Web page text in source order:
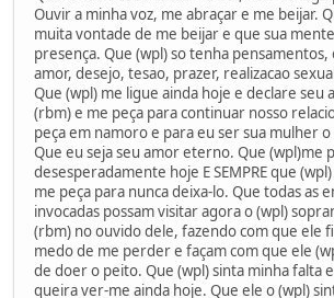
Ouvir a minha voz, me abraçar e me beijar.
muita vontade de me beijar e que sua
presença. Que (wpl) so tenha pensamentos,
amor, desejo, tesao, prazer, realizacao
Que (wpl) me ligue ainda hoje e declare seu
(rbm) e me peça para continuar nosso
peça em namoro e para eu ser sua mulher
Que eu seja seu amor eterno. Que (wpl)me
desesperadamente hoje E SEMPRE que
me peça para nunca deixa-lo. Que todas as
invocadas possam visitar agora o (wpl)
(rbm) no ouvido dele, fazendo com que ele
medo de me perder e façam com que ele
de doer o peito. Que (wpl) sinta minha falta
queira ver-me ainda hoje. Que ele o (wpl)